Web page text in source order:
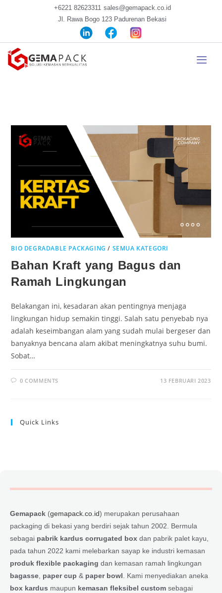
+6221 82623311 sales@gemapack.co.id
Jl. Rawa Bogo 123 Padurenan Bekasi
BIO DEGRADABLE PACKAGING / SEMUA KATEGORI
Bahan Kraft yang Bagus dan
Ramah Lingkungan
Belakangan ini, kesadaran akan pentingnya menjaga
lingkungan hidup semakin tinggi. Salah satu penyebab nya
adalah keseimbangan alam yang sudah mulai bergeser dan
banyaknya bencana alam akibat meningkatnya suhu bumi.
Sobat…
0 COMMENTS 13 FEBRUARI 2023
Quick Links
Gemapack (gemapack.co.id) merupakan perusahaan
packaging di bekasi yang berdiri sejak tahun 2002. Bermula
sebagai pabrik kardus corrugated box dan pabrik palet kayu,
pada tahun 2022 kami melebarkan sayap ke industri kemasan
produk flexible packaging dan kemasan ramah lingkungan
bagasse, paper cup & paper bowl. Kami menyediakan aneka
box kardus maupun kemasan fleksibel custom sebagai